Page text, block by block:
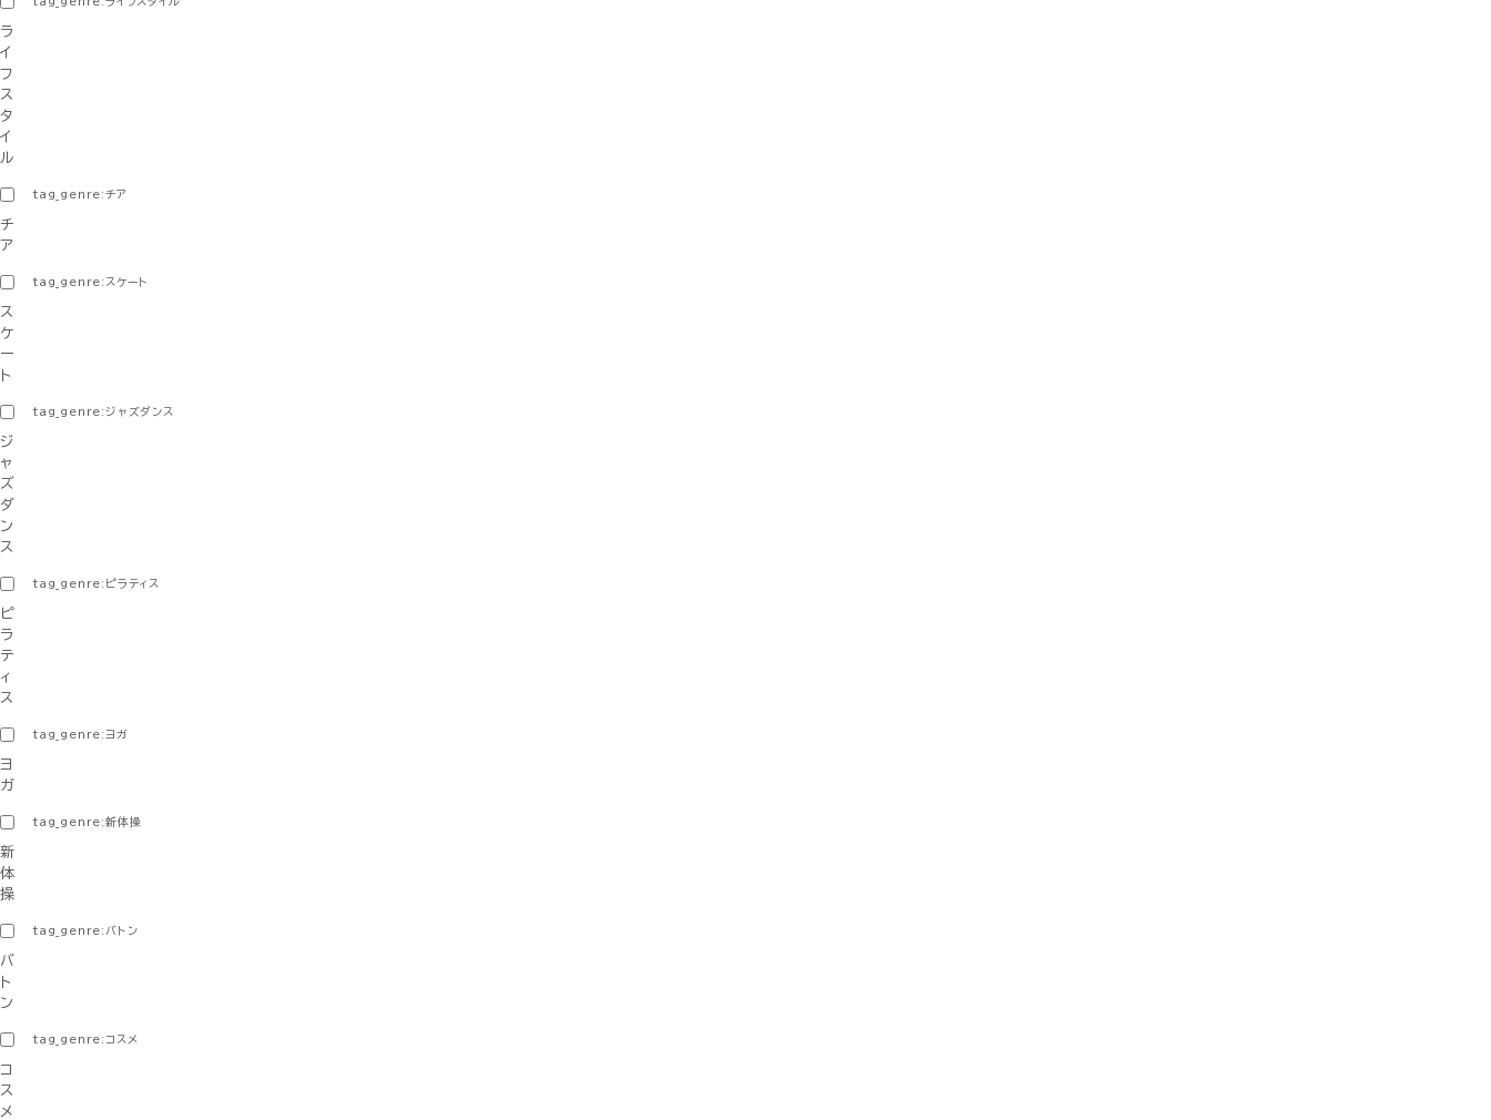
ラ
イ
フ
ス
タ
イ
ル
tag_genre:チア
チ
ア
tag_genre:スケート
ス
ケ
ー
ト
tag_genre:ジャズダンス
ジ
ャ
ズ
ダ
ン
ス
tag_genre:ピラティス
ピ
ラ
テ
ィ
ス
tag_genre:ヨガ
ヨ
ガ
tag_genre:新体操
新
体
操
tag_genre:バトン
バ
ト
ン
tag_genre:コスメ
コ
ス
メ